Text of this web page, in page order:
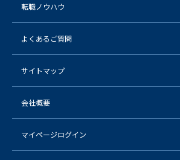
転職ノウハウ
よくあるご質問
サイトマップ
会社概要
マイページログイン